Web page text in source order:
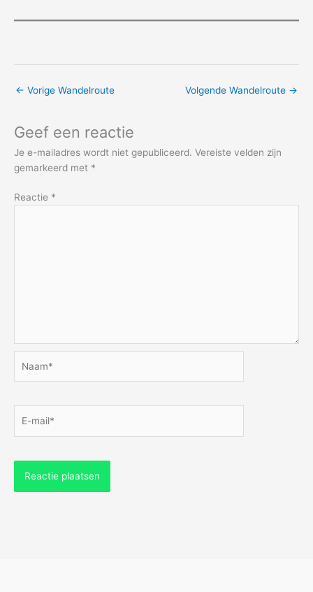
← Vorige Wandelroute Volgende Wandelroute →
Geef een reactie
Je e-mailadres wordt niet gepubliceerd. Vereiste velden zijn
gemarkeerd met *
Reactie *
mail*